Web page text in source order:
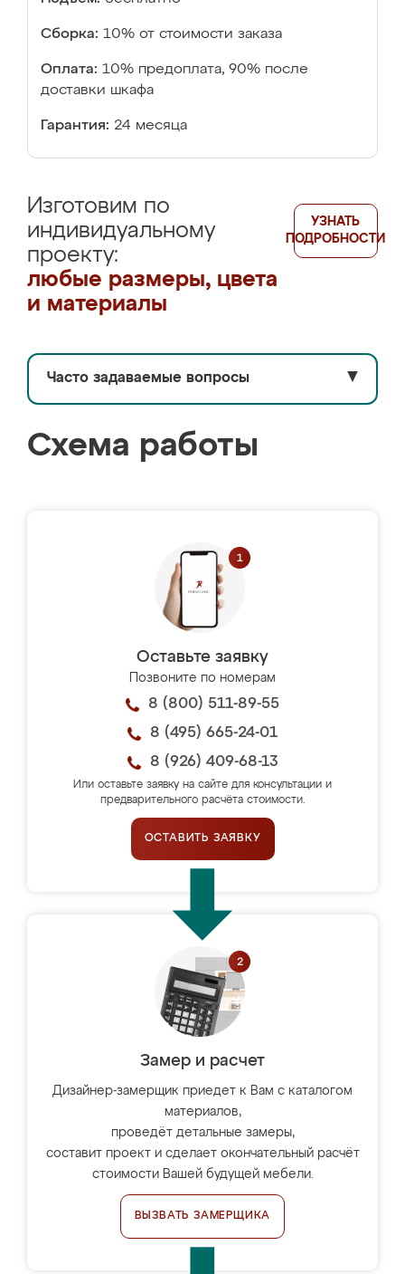
Сборка: 10% от стоимости заказа
Оплата: 10% предоплата, 90% после
доставки шкафа
Гарантия: 24 месяца
Изготовим по
индивидуальному
проекту:
любые размеры, цвета
и материалы
УЗНАТЬ
ПОДРОБНОСТИ
Часто задаваемые вопросы ▼
Схема работы
Оставьте заявку
Позвоните по номерам
8 (800) 511-89-55
8 (495) 665-24-01
8 (926) 409-68-13
Или оставьте заявку на сайте для консультации и
предварительного расчёта стоимости.
ОСТАВИТЬ ЗАЯВКУ
Замер и расчет
Дизайнер-замерщик приедет к Вам с каталогом
материалов,
проведёт детальные замеры,
составит проект и сделает окончательный расчёт
стоимости Вашей будущей мебели.
ВЫЗВАТЬ ЗАМЕРЩИКА